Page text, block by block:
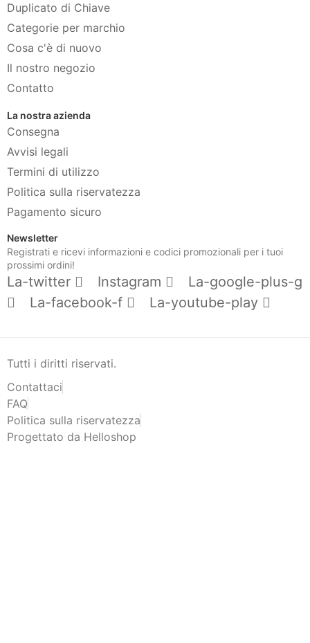
Duplicato di Chiave
Categorie per marchio
Cosa c'è di nuovo
Il nostro negozio
Contatto
La nostra azienda
Consegna
Avvisi legali
Termini di utilizzo
Politica sulla riservatezza
Pagamento sicuro
Newsletter
Registrati e ricevi informazioni e codici promozionali per i tuoi
prossimi ordini!
La-twitter Instagram
La-google-plus-g
La-facebook-f
La-youtube-play
Tutti i diritti riservati.
Contattaci
FAQ
Politica sulla riservatezza
Progettato da Helloshop